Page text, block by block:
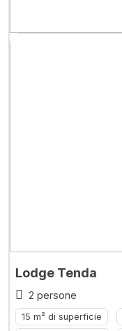
Lodge Tenda
2 persone
15 m² di superficie